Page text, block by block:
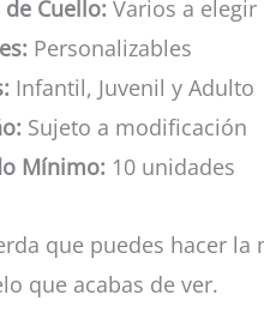
Cuello: Varios a elegir
Personalizables
Infantil, Juvenil y Adulto
Sujeto a modificación
Mínimo: 10 unidades
que puedes hacer
que acabas de ver.